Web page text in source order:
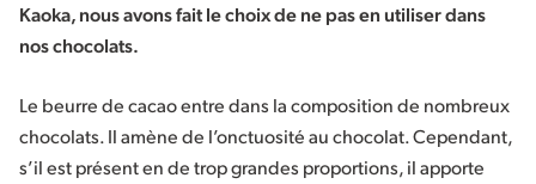
Kaoka, nous avons fait le choix de ne pas en utiliser dans
nos chocolats.
Le beurre de cacao entre dans la composition de nombreux
chocolats. Il amène de l’onctuosité au chocolat. Cependant,
s’il est présent en de trop grandes proportions, il apporte